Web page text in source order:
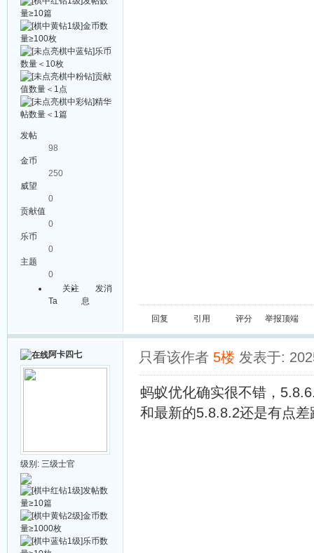
发帖
98
金币
250
威望
0
贡献值
0
乐币
0
主题
0
关注
Ta
发消
息
回复
引用 评分 举报顶端
阿卡四七
级别: 三级士官
只看该作者 5楼 发表于:
蚂蚁优化确实很不错，
和最新的5.8.8.2还是有点差